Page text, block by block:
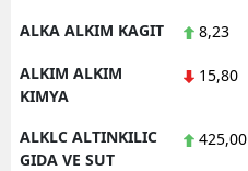
ALKA ALKIM KAGIT 8,23
ALKIM ALKIM
KIMYA
15,80
ALKLC ALTINKILIC
GIDA VE SUT
425,00